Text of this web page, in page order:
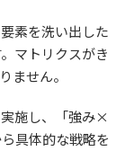
素を洗い出した
マトリクスがき
ません。
施し、「強み×
具体的な戦略を